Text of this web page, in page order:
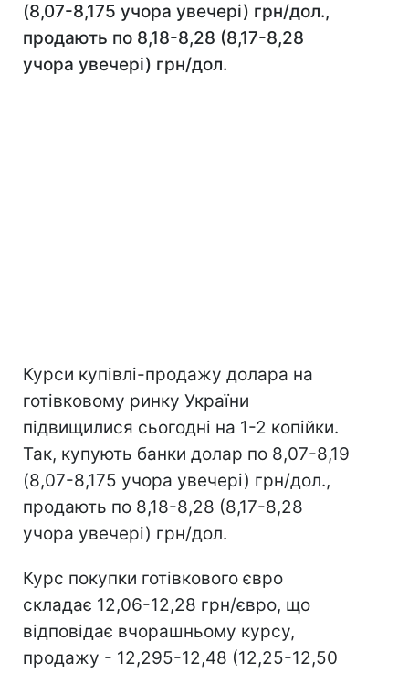
(8,07-8,175 учора увечері) грн/дол.,
продають по 8,18-8,28 (8,17-8,28
учора увечері) грн/дол.
Курси купівлі-продажу долара на
готівковому ринку України
підвищилися сьогодні на 1-2 копійки.
Так, купують банки долар по 8,07-8,19
(8,07-8,175 учора увечері) грн/дол.,
продають по 8,18-8,28 (8,17-8,28
учора увечері) грн/дол.
Курс покупки готівкового євро
складає 12,06-12,28 грн/євро, що
відповідає вчорашньому курсу,
продажу - 12,295-12,48 (12,25-12,50